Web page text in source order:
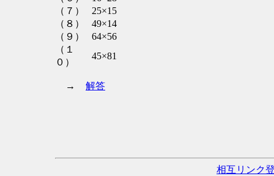
（７）
25×15
（８）
49×14
（９）
64×56
（１
０）
45×81
→ 解答
相互リンク